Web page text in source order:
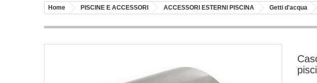
Home PISCINE E ACCESSORI ACCESSORI ESTERNI PISCINA Getti d'acqua